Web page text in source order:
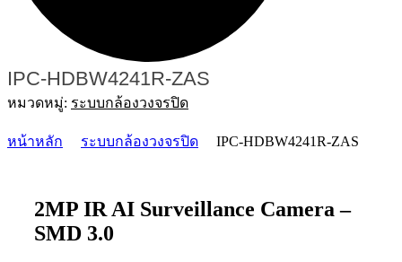
IPC-HDBW4241R-ZAS
หมวดหมู่: ระบบกล้องวงจรปิด
หน้าหลัก ระบบกล้องวงจรปิด IPC-HDBW4241R-ZAS
2MP IR AI Surveillance Camera –
SMD 3.0